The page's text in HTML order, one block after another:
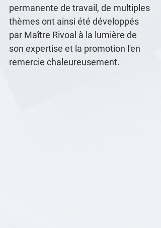
permanente de travail, de multiples
thèmes ont ainsi été développés
par Maître Rivoal à la lumière de
son expertise et la promotion l'en
remercie chaleureusement.